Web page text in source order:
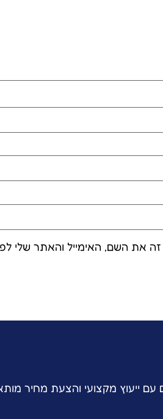
את השם, האימייל והאתר שלי
עם ייעוץ מקצועי והצעת מחיר